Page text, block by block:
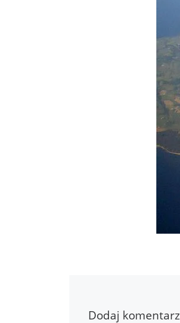
Dodaj komentarz